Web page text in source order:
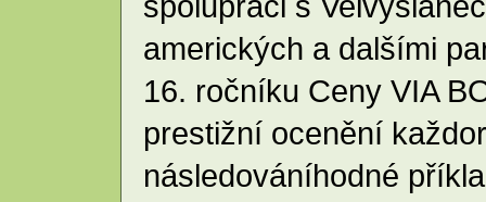
amerických a dalšími
16. ročníku Ceny VIA
prestižní ocenění
následováníhodné